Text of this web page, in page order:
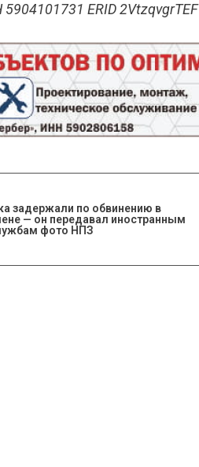
ERID 2VtzqvgrTEF
задержали по обвинению в
— он передавал иностранным
фото НПЗ